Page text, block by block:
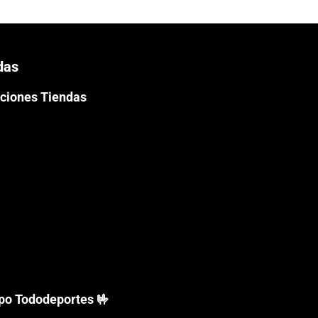
Tiendas
Tododeportes 🤟